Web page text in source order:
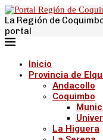
La Región de
portal
Inicio
Provincia de
Andacollo
Coquimbo
La Higuera